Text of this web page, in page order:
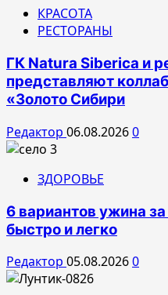
КРАСОТА
РЕСТОРАНЫ
ГК Natura Siberica и
представляют
«Золото Сибири
Редактор 06.08.20260
ЗДОРОВЬЕ
6 вариантов ужина
быстро и легко
Редактор 05.08.20260